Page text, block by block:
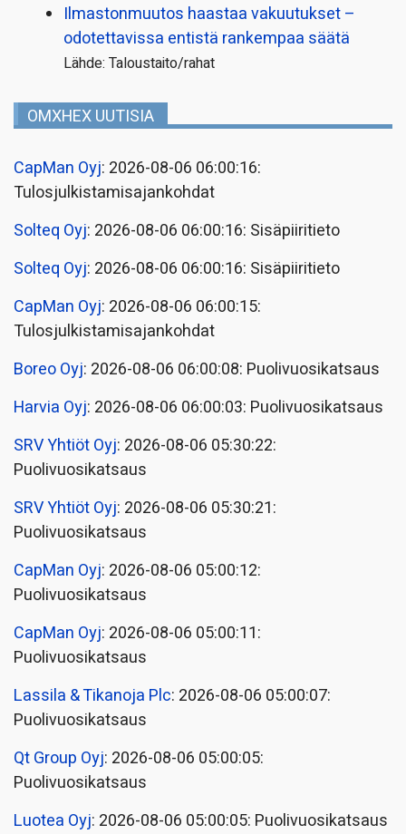
Ilmastonmuutos haastaa vakuutukset –
odotettavissa entistä rankempaa säätä
Lähde: Taloustaito/rahat
OMXHEX UUTISIA
CapMan Oyj: 2026-08-06 06:00:16:
Tulosjulkistamisajankohdat
Solteq Oyj: 2026-08-06 06:00:16: Sisäpiiritieto
Solteq Oyj: 2026-08-06 06:00:16: Sisäpiiritieto
CapMan Oyj: 2026-08-06 06:00:15:
Tulosjulkistamisajankohdat
Boreo Oyj: 2026-08-06 06:00:08: Puolivuosikatsaus
Harvia Oyj: 2026-08-06 06:00:03: Puolivuosikatsaus
SRV Yhtiöt Oyj: 2026-08-06 05:30:22:
Puolivuosikatsaus
SRV Yhtiöt Oyj: 2026-08-06 05:30:21:
Puolivuosikatsaus
CapMan Oyj: 2026-08-06 05:00:12:
Puolivuosikatsaus
CapMan Oyj: 2026-08-06 05:00:11:
Puolivuosikatsaus
Lassila & Tikanoja Plc: 2026-08-06 05:00:07:
Puolivuosikatsaus
Qt Group Oyj: 2026-08-06 05:00:05:
Puolivuosikatsaus
Luotea Oyj: 2026-08-06 05:00:05: Puolivuosikatsaus